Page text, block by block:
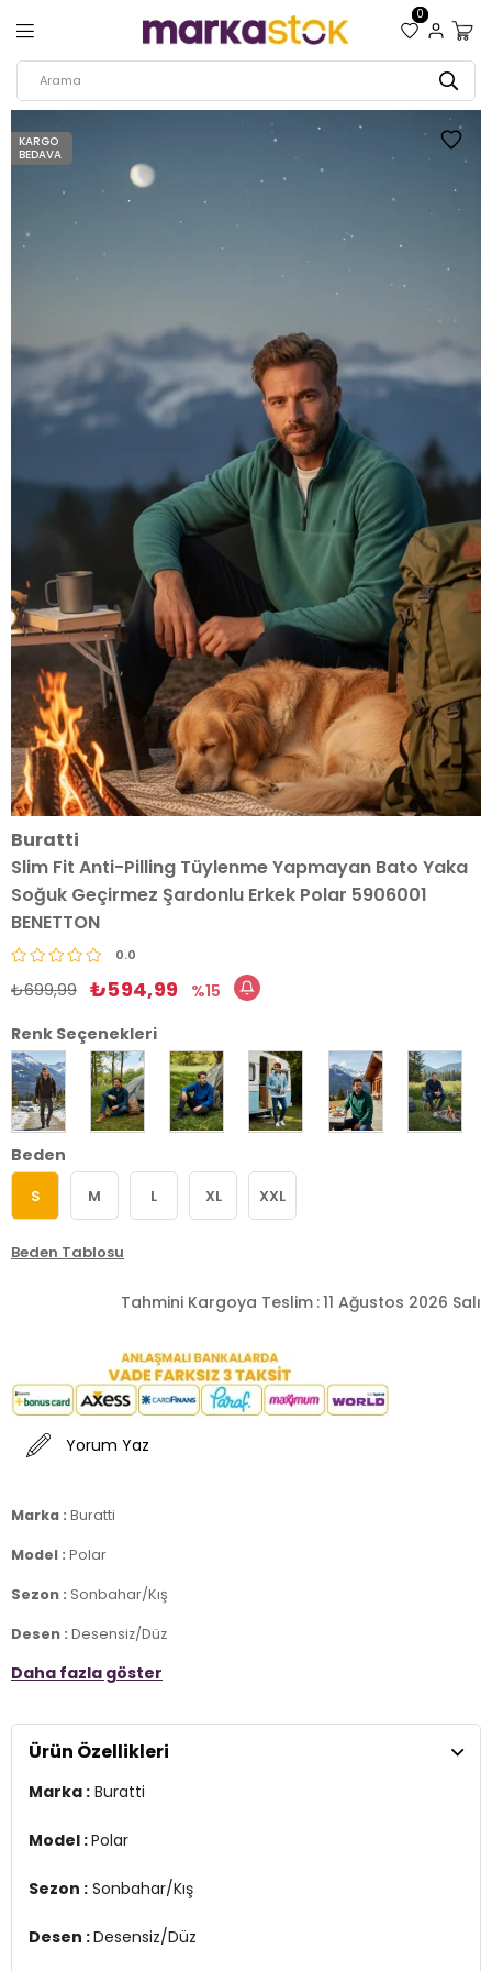
0
KARGO
BEDAVA
Buratti
Slim Fit Anti-Pilling Tüylenme Yapmayan Bato Yaka
Soğuk Geçirmez Şardonlu Erkek Polar 5906001
BENETTON
0.0
₺699,99 ₺594,99
15
Renk Seçenekleri
Beden
S M L XL XXL
Beden Tablosu
Tahmini Kargoya Teslim :11 Ağustos 2026 Salı
Yorum Yaz
Marka : Buratti
Model : Polar
Sezon : Sonbahar/Kış
Desen : Desensiz/Düz
Materyal :% 100 Polyester
Kol Bilgisi :Uzun Kol
Kalıp Bilgisi :Slim Fit
Detay :
-Standart uzunluk, orta
Basen : 101 cm / Beden : M
Daha fazla göster
Ürün Özellikleri
Marka : Buratti
Model :Polar
Sezon : Sonbahar/Kış
Desen :Desensiz/Düz